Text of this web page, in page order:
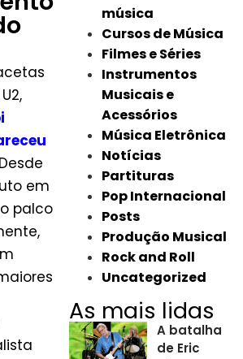
em
palco
música
Cursos de Música
Filmes e Séries
Instrumentos
Musicais e
Acessórios
Música Eletrônica
Notícias
Partituras
Pop Internacional
Posts
Produção Musical
Rock and Roll
Uncategorized
As mais lidas
A batalha
de Eric